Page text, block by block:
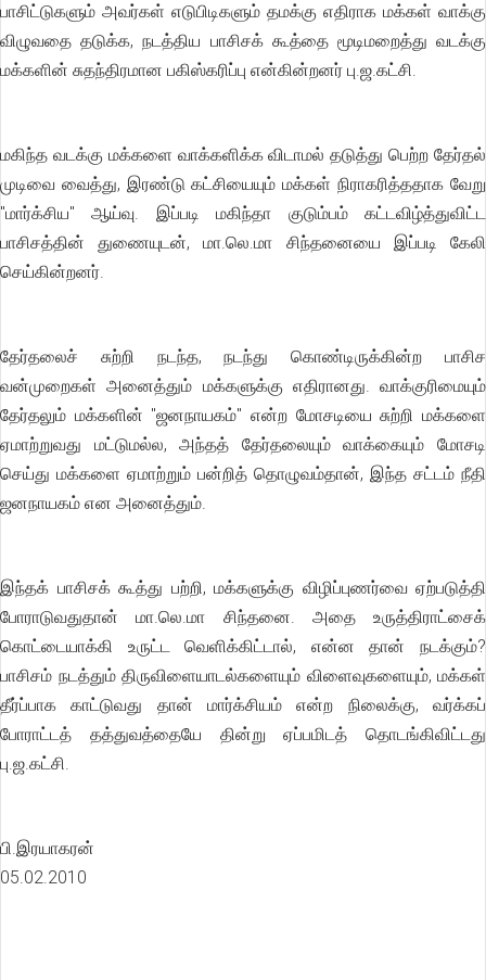
பாசிட்டுகளும் அவர்கள் எடுபிடிகளும் தமக்கு எதிராக மக்கள் வாக்கு
விழுவதை தடுக்க, நடத்திய பாசிசக் கூத்தை மூடிமறைத்து வடக்கு
மக்களின் சுதந்திரமான பகிஸ்கரிப்பு என்கின்றனர் பு.ஜ.கட்சி.
மகிந்த வடக்கு மக்களை வாக்களிக்க விடாமல் தடுத்து பெற்ற தேர்தல்
முடிவை வைத்து, இரண்டு கட்சியையும் மக்கள் நிராகரித்ததாக வேறு
"மார்க்சிய" ஆய்வு. இப்படி மகிந்தா குடும்பம் கட்டவிழ்த்துவிட்ட
பாசிசத்தின் துணையுடன், மா.லெ.மா சிந்தனையை இப்படி கேலி
செய்கின்றனர்.
தேர்தலைச் சுற்றி நடந்த, நடந்து கொண்டிருக்கின்ற பாசிச
வன்முறைகள் அனைத்தும் மக்களுக்கு எதிரானது. வாக்குரிமையும்
தேர்தலும் மக்களின் "ஜனநாயகம்" என்ற மோசடியை சுற்றி மக்களை
ஏமாற்றுவது மட்டுமல்ல, அந்தத் தேர்தலையும் வாக்கையும் மோசடி
செய்து மக்களை ஏமாற்றும் பன்றித் தொழுவம்தான், இந்த சட்டம் நீதி
ஜனநாயகம் என அனைத்தும்.
இந்தக் பாசிசக் கூத்து பற்றி, மக்களுக்கு விழிப்புணர்வை ஏற்படுத்தி
போராடுவதுதான் மா.லெ.மா சிந்தனை. அதை உருத்திராட்சைக்
கொட்டையாக்கி உருட்ட வெளிக்கிட்டால், என்ன தான் நடக்கும்?
பாசிசம் நடத்தும் திருவிளையாடல்களையும் விளைவுகளையும், மக்கள்
தீர்ப்பாக காட்டுவது தான் மார்க்சியம் என்ற நிலைக்கு, வர்க்கப்
போராட்டத் தத்துவத்தையே தின்று ஏப்பமிடத் தொடங்கிவிட்டது
பு.ஜ.கட்சி.
பி.இரயாகரன்
05.02.2010